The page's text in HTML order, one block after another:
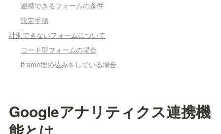
連携できるフォームの条件
設定手順
計測できないフォームについて
コード型フォームの場合
iframe埋め込みをしている場合
Googleアナリティクス連携機